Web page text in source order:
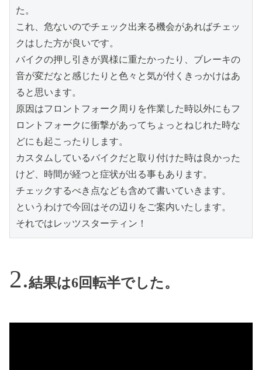
た。
これ、危ないのでチェック出来る機会があればチェッ
クはした方が良いです。
バイクの押し引きが異様に重たかったり、ブレーキの
音が変だなと感じたりと色々と気が付くきっかけはあ
ると思います。
原因はフロントフォーク周りを作業した時以外にもフ
ロントフォークに衝撃があってちょっとねじれた時な
どにも起こったりします。
カスタムしているバイクだと取り付けた時は良かった
けど、時間が経つと症状が出る事もあります。
チェックするべき点なども含めて書いていきます。
というわけで今回はその辺りをご案内いたします。
それではレッツスターティン！
結果は6回転半でした。